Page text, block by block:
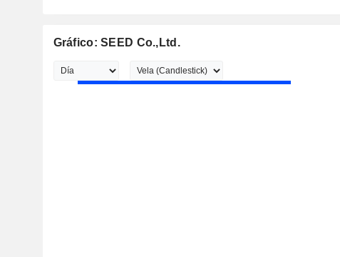
Gráfico: SEED Co.,Ltd.